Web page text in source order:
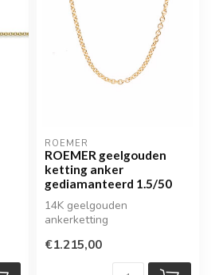
ROEMER
ROEMER geelgouden
ketting anker
gediamanteerd 1.5/50
14K geelgouden
ankerketting
€1.215,00